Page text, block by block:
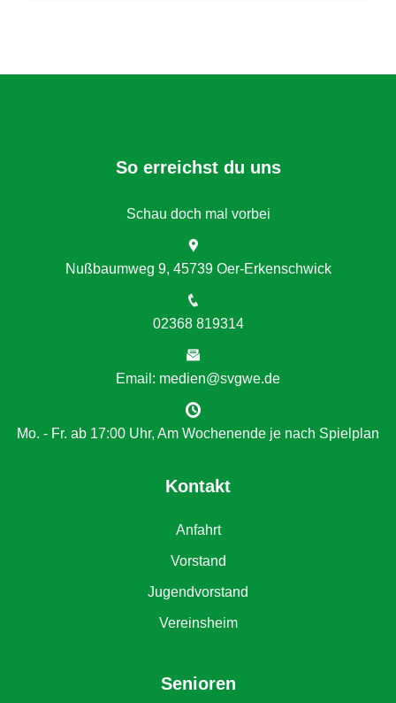
So erreichst du uns
Schau doch mal vorbei
Nußbaumweg 9, 45739 Oer-Erkenschwick
02368 819314
Email: medien@svgwe.de
Mo. - Fr. ab 17:00 Uhr, Am Wochenende je nach Spielplan
Kontakt
Anfahrt
Vorstand
Jugendvorstand
Vereinsheim
Senioren